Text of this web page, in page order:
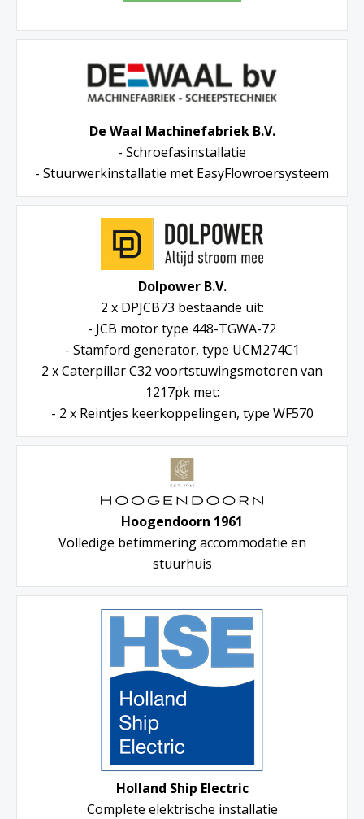
De Waal Machinefabriek B.V.
- Schroefasinstallatie
- Stuurwerkinstallatie met EasyFlowroersysteem
Dolpower B.V.
2 x DPJCB73 bestaande uit:
- JCB motor type 448-TGWA-72
- Stamford generator, type UCM274C1
2 x Caterpillar C32 voortstuwingsmotoren van
1217pk met:
- 2 x Reintjes keerkoppelingen, type WF570
Hoogendoorn 1961
Volledige betimmering accommodatie en
stuurhuis
Holland Ship Electric
Complete elektrische installatie